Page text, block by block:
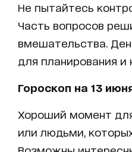
Не пытайтесь
Часть вопросов
вмешательства.
для планирования и
Гороскоп на 13
Хороший момент
или людьми,
Возможны